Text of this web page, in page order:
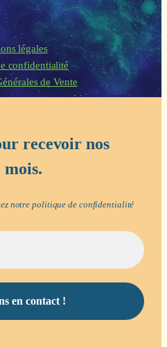
légales
confidentialité
de Vente
recevoir nos
mois.
notrepolitique de confidentialité